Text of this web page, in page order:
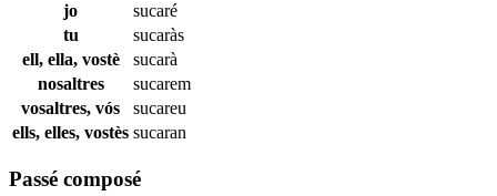
jo
sucaré
tu
sucaràs
ell, ella, vostè
sucarà
nosaltres
sucarem
vosaltres, vós
sucareu
ells, elles, vostès sucaran
Passé composé